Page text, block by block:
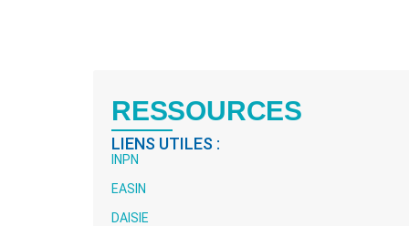
RESSOURCES
LIENS UTILES :
INPN
EASIN
DAISIE